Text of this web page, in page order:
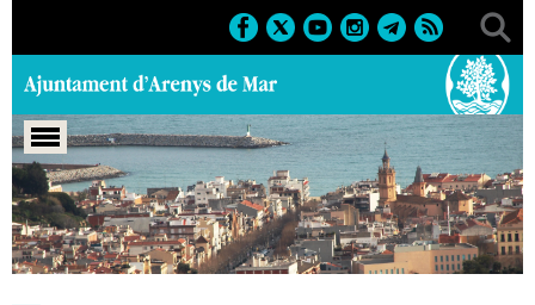
Portada > Regidories > Cultura > Biblioteca P. Fidel Fita